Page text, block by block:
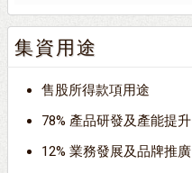
集資用途
售股所得款項用途
78% 產品研發及產能提升
12% 業務發展及品牌推廣